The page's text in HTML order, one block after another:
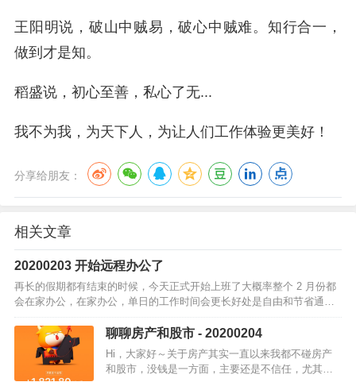
王阳明说，破山中贼易，破心中贼难。知行合一，
做到才是知。
稻盛说，初心至善，私心了无...
我不为我，为天下人，为让人们工作体验更美好！
分享给朋友：
相关文章
20200203 开始远程办公了
再长的假期都有结束的时候，今天正式开始上班了大概率整个 2 月份都
会在家办公，在家办公，单日的工作时间会更长好处是自由和节省通行
时间，可以更多的陪家人，不过再长的「假期」也会结束今天 A 股一片
绿，就…
聊聊房产和股市 - 20200204
Hi，大家好～关于房产其实一直以来我都不碰房产
和股市，没钱是一方面，主要还是不信任，尤其房